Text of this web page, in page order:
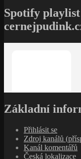
Spotify
Základní
Přihlásit se
Zdroj kanálů
Kanál komentářů
Česká lokalizace